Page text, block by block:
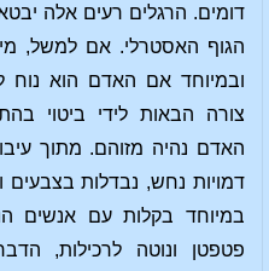
דומים. הרגלים רעים אלה
הגוף האסטרלי. אם למשל,
ובמיוחד אם האדם הוא נוח
צורה הבאות לידי ביטוי
האדם נהיה מזוהם. מתוך
דמויות נחש, נבדלות בצבעים
במיוחד בקלות עם אנשים
פטפטן ונוטה לרכילות,